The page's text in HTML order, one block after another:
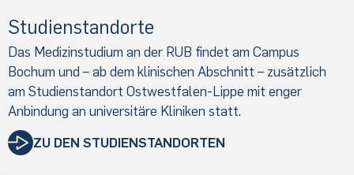
Studienstandorte
Das Medizinstudium an der RUB findet am Campus
Bochum und – ab dem klinischen Abschnitt – zusätzlich
am Studienstandort Ostwestfalen-Lippe mit enger
Anbindung an universitäre Kliniken statt.
ZU DEN STUDIENSTANDORTEN